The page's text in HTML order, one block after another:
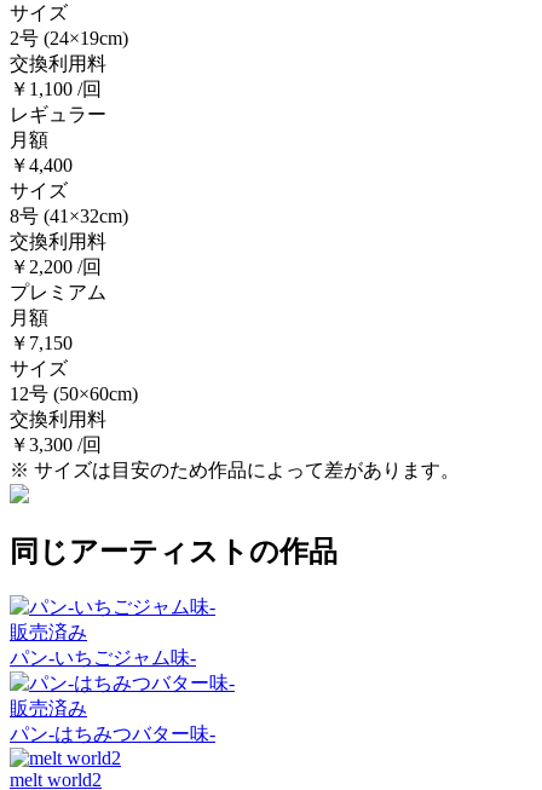
サイズ
2号 (24×19cm)
交換利用料
￥1,100 /回
レギュラー
月額
￥4,400
サイズ
8号 (41×32cm)
交換利用料
￥2,200 /回
プレミアム
月額
￥7,150
サイズ
12号 (50×60cm)
交換利用料
￥3,300 /回
※ サイズは目安のため作品によって差があります。
同じアーティストの作品
販売済み
パン-いちごジャム味-
販売済み
パン-はちみつバター味-
melt world2